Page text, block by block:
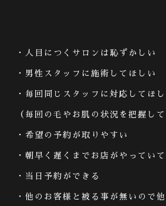
・人目につくサロンは恥ずかしい
・男性スタッフに施術してほしい
・毎回同じスタッフに対応してほし
（毎回の毛やお肌の状況を把握して
・希望の予約が取りやすい
・朝早く遅くまでお店がやってい
・当日予約ができる
・他のお客様と被る事が無いので